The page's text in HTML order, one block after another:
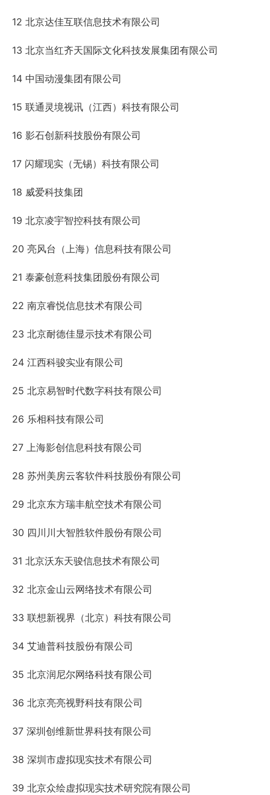
12 北京达佳互联信息技术有限公司
13 北京当红齐天国际文化科技发展集团有限公司
14 中国动漫集团有限公司
15 联通灵境视讯（江西）科技有限公司
16 影石创新科技股份有限公司
17 闪耀现实（无锡）科技有限公司
18 威爱科技集团
19 北京凌宇智控科技有限公司
20 亮风台（上海）信息科技有限公司
21 泰豪创意科技集团股份有限公司
22 南京睿悦信息技术有限公司
23 北京耐德佳显示技术有限公司
24 江西科骏实业有限公司
25 北京易智时代数字科技有限公司
26 乐相科技有限公司
27 上海影创信息科技有限公司
28 苏州美房云客软件科技股份有限公司
29 北京东方瑞丰航空技术有限公司
30 四川川大智胜软件股份有限公司
31 北京沃东天骏信息技术有限公司
32 北京金山云网络技术有限公司
33 联想新视界（北京）科技有限公司
34 艾迪普科技股份有限公司
35 北京润尼尔网络科技有限公司
36 北京亮亮视野科技有限公司
37 深圳创维新世界科技有限公司
38 深圳市虚拟现实技术有限公司
39 北京众绘虚拟现实技术研究院有限公司